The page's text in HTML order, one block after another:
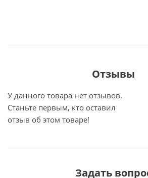
Отзывы
У данного товара нет отзывов.
Станьте первым, кто оставил
отзыв об этом товаре!
Задать